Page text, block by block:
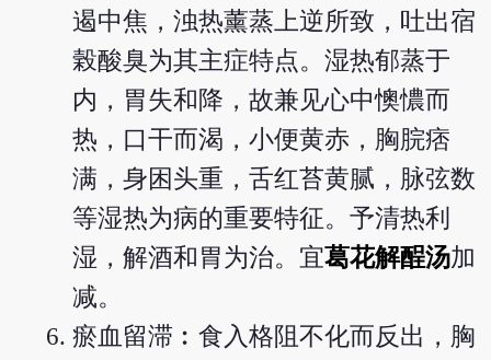
遏中焦，浊热薰蒸上逆所致，吐出宿
榖酸臭为其主症特点。湿热郁蒸于
内，胃失和降，故兼见心中懊憹而
热，口干而渴，小便黄赤，胸脘痞
满，身困头重，舌红苔黄腻，脉弦数
等湿热为病的重要特征。予清热利
湿，解酒和胃为治。宜葛花解酲汤加
减。
瘀血留滞︰食入格阻不化而反出，胸